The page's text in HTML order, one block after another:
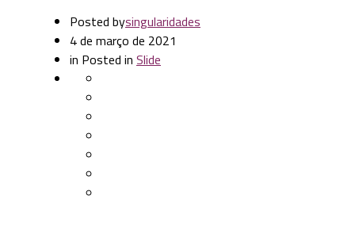
Posted bysingularidades
4 de março de 2021
in Posted in Slide